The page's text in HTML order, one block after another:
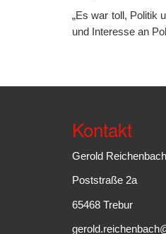
„Es war toll, Politik
und Interesse an
Kontakt
Gerold Reichenbach
Poststraße 2a
65468 Trebur